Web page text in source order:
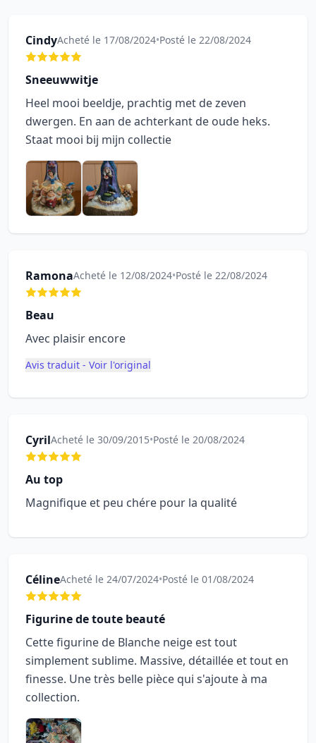
CindyAcheté le 17/08/2024•Posté le 22/08/2024
Sneeuwwitje
Heel mooi beeldje, prachtig met de zeven
dwergen. En aan de achterkant de oude heks.
Staat mooi bij mijn collectie
RamonaAcheté le 12/08/2024•Posté le 22/08/2024
Beau
Avec plaisir encore
Avis traduit - Voir l'original
CyrilAcheté le 30/09/2015•Posté le 20/08/2024
Au top
Magnifique et peu chére pour la qualité
CélineAcheté le 24/07/2024•Posté le 01/08/2024
Figurine de toute beauté
Cette figurine de Blanche neige est tout
simplement sublime. Massive, détaillée et tout en
finesse. Une très belle pièce qui s'ajoute à ma
collection.